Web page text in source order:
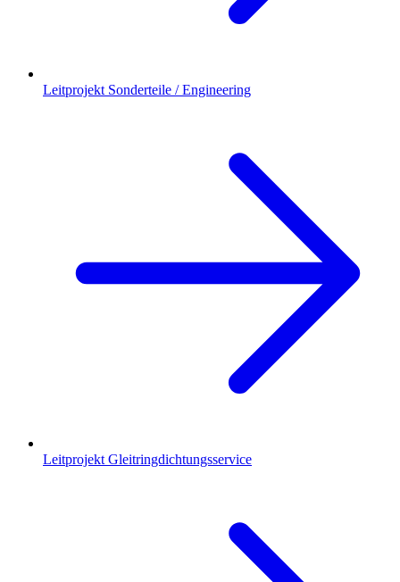
Leitprojekt Sonderteile / Engineering
Leitprojekt Gleitringdichtungsservice